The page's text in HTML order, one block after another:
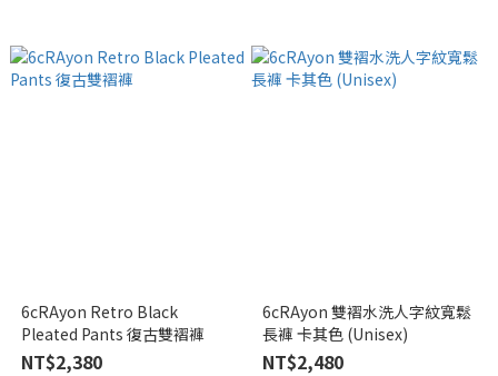
6cRAyon Retro Black
Pleated Pants 復古雙褶褲
NT$2,380
6cRAyon 雙褶水洗人字紋寬鬆
長褲 卡其色 (Unisex)
NT$2,480